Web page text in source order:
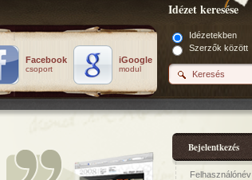
Facebook
csoport
iGoogle
modul
Idézet keresése
Idézetekben
Szerzők között
Bejelentkezés
Felhasználónév